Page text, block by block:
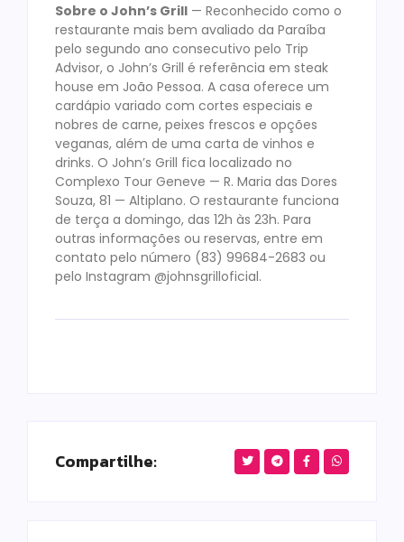
Sobre o John’s Grill — Reconhecido como o
restaurante mais bem avaliado da Paraíba
pelo segundo ano consecutivo pelo Trip
Advisor, o John’s Grill é referência em steak
house em João Pessoa. A casa oferece um
cardápio variado com cortes especiais e
nobres de carne, peixes frescos e opções
veganas, além de uma carta de vinhos e
drinks. O John’s Grill fica localizado no
Complexo Tour Geneve — R. Maria das Dores
Souza, 81 — Altiplano. O restaurante funciona
de terça a domingo, das 12h às 23h. Para
outras informações ou reservas, entre em
contato pelo número (83) 99684-2683 ou
pelo Instagram @johnsgrilloficial.
Compartilhe: